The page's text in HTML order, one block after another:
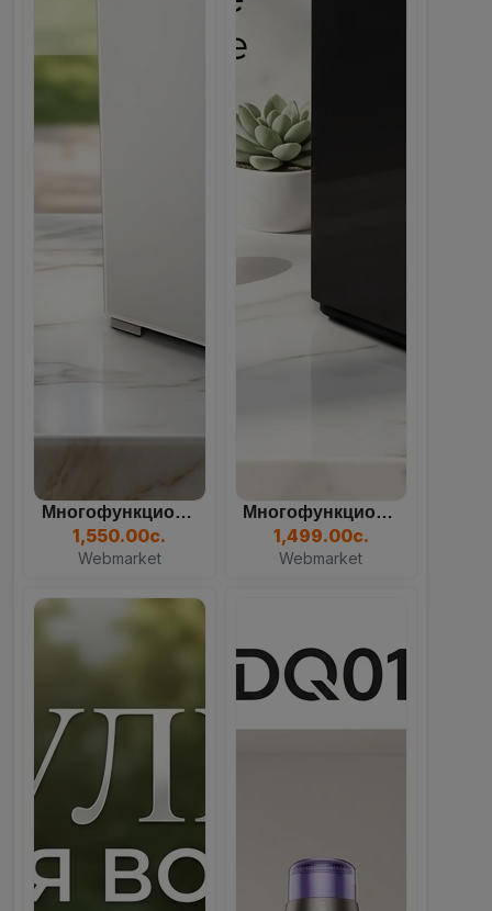
Days
16
HoursMins Sec
Многофункциональный Кулер...
1,550.00с.
Webmarket
Многофункциональный Кулер...
1,499.00с.
Webmarket